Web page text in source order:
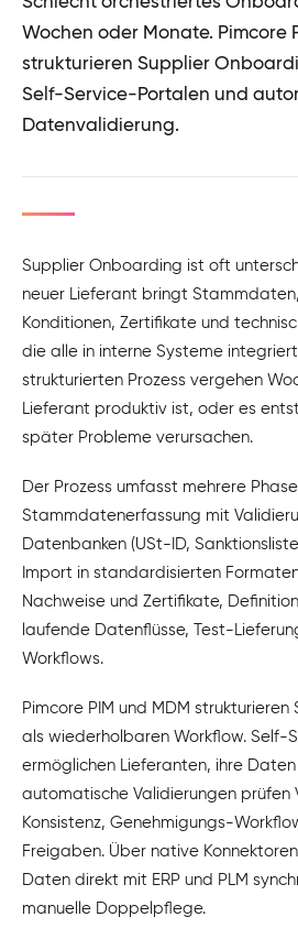
Wochen oder Monate. Pimcore
strukturieren Supplier
Self-Service-Portalen und
Datenvalidierung.
Supplier Onboarding ist oft
neuer Lieferant bringt
Konditionen, Zertifikate und
die alle in interne Systeme
strukturierten Prozess vergehen
Lieferant produktiv ist, oder es
später Probleme verursachen.
Der Prozess umfasst mehrere
Stammdatenerfassung mit
Datenbanken (USt-ID,
Import in standardisierten
Nachweise und Zertifikate,
laufende Datenflüsse, Test-
Workflows.
Pimcore PIM und MDM
als wiederholbaren Workflow. Self-
ermöglichen Lieferanten, ihre
automatische Validierungen prüfen
Konsistenz, Genehmigungs-
Freigaben. Über native
Daten direkt mit ERP und PLM
manuelle Doppelpflege.